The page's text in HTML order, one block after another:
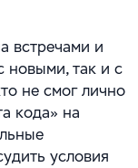
встречами и
новыми, так и с
не смог лично
кода» на
условия